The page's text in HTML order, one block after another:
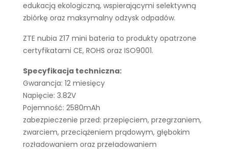
edukacją ekologiczną, wspierającymi selektywną
zbiórkę oraz maksymalny odzysk odpadów.
ZTE nubia Z17 mini bateria to produkty opatrzone
certyfikatami CE, ROHS oraz ISO9001.
Specyfikacja techniczna:
Gwarancja: 12 miesięcy
Napięcie: 3.82V
Pojemność: 2580mAh
zabezpieczenie przed: przepięciem, przegrzaniem,
zwarciem, przeciążeniem prądowym, głębokim
rozładowaniem oraz przeładowaniem